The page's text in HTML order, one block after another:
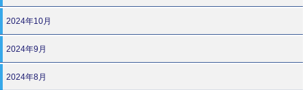
2024年10月
2024年9月
2024年8月